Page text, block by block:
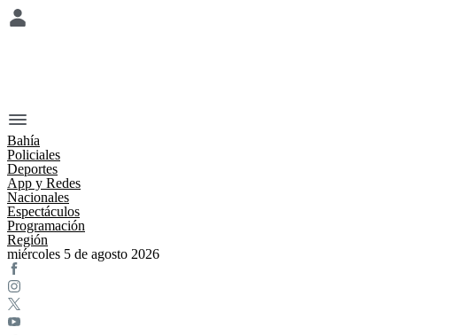
Bahía
Policiales
Deportes
App y Redes
Nacionales
Espectáculos
Programación
Región
miércoles 5 de agosto 2026